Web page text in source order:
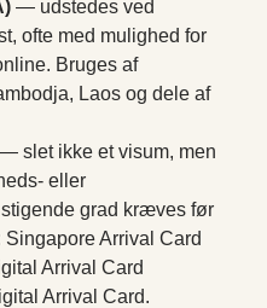
— udstedes ved
ofte med mulighed for
Bruges af
Laos og dele af
— slet ikke et visum, men
eller
grad kræves før
Arrival Card
Arrival Card
Arrival Card.